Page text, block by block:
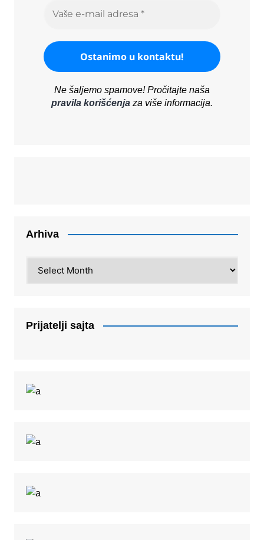
Ne šaljemo spamove! Pročitajte naša
pravila korišćenjaza više informacija.
Arhiva
Prijatelji sajta